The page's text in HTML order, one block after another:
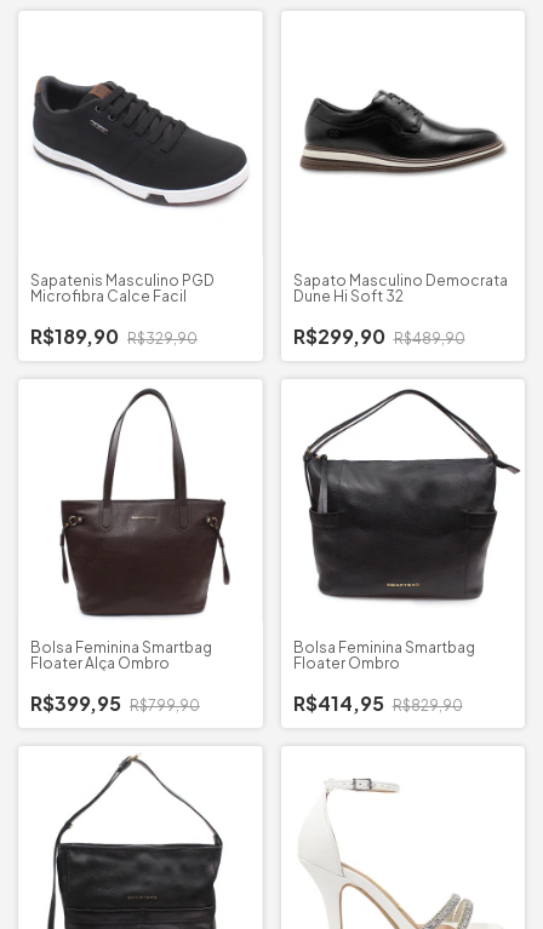
Sapatenis Masculino PGD
Microfibra Calce Facil
R$189,90 R$329,90
Sapato Masculino Democrata
Dune Hi Soft 32
R$299,90 R$489,90
Bolsa Feminina Smartbag
Floater Alça Ombro
R$399,95 R$799,90
Bolsa Feminina Smartbag
Floater Ombro
R$414,95 R$829,90